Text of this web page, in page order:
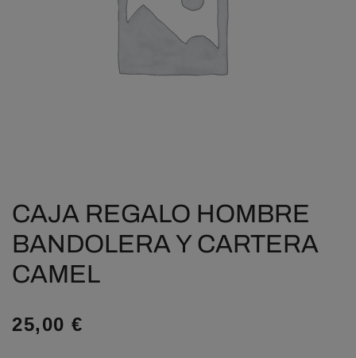
CAJA REGALO HOMBRE
BANDOLERA Y CARTERA
CAMEL
25,00 €